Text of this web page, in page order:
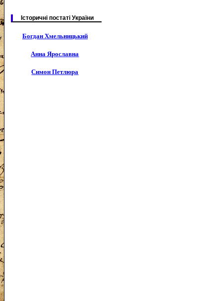
Історичні постаті України
Богдан Хмельницький
Анна Ярославна
Симон Петлюра